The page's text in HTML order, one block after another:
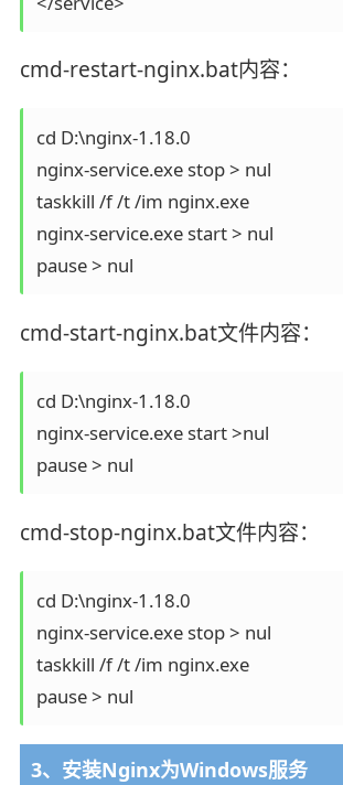
cmd-restart-nginx.bat内容：
cd D:\nginx-1.18.0
nginx-service.exe stop > nul
taskkill /f /t /im nginx.exe
nginx-service.exe start > nul
cmd-start-nginx.bat文件内容：
cd D:\nginx-1.18.0
nginx-service.exe start >nul
pause > nul
cmd-stop-nginx.bat文件内容：
cd D:\nginx-1.18.0
nginx-service.exe stop > nul
taskkill /f /t /im nginx.exe
pause > nul
3、安装Nginx为Windows服务